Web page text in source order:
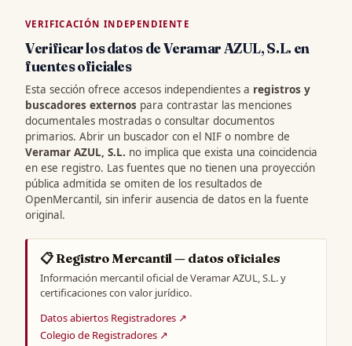
VERIFICACIÓN INDEPENDIENTE
Verificar los datos de Veramar AZUL, S.L. en
fuentes oficiales
Esta sección ofrece accesos independientes a registros y
buscadores externos para contrastar las menciones
documentales mostradas o consultar documentos
primarios. Abrir un buscador con el NIF o nombre de
Veramar AZUL, S.L. no implica que exista una coincidencia
en ese registro. Las fuentes que no tienen una proyección
pública admitida se omiten de los resultados de
OpenMercantil, sin inferir ausencia de datos en la fuente
original.
📋 Registro Mercantil — datos oficiales
Información mercantil oficial de Veramar AZUL, S.L. y
certificaciones con valor jurídico.
Datos abiertos Registradores ↗
Colegio de Registradores ↗